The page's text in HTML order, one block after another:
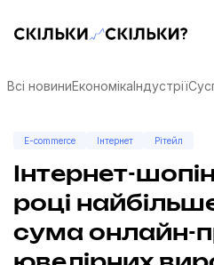
Скільки-скільки? — Медіа
Всі новиниЕкономікаІндустрії
E-commerce Інтернет Рітейл
Інтернет-
році
сума онлайн-